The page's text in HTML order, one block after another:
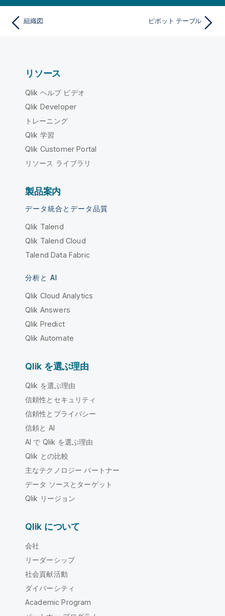
組織図 ピボット テーブル
リソース
Qlik ヘルプ ビデオ
Qlik Developer
トレーニング
Qlik 学習
Qlik Customer Portal
リソース ライブラリ
製品案内
データ統合とデータ品質
Qlik Talend
Qlik Talend Cloud
Talend Data Fabric
分析と AI
Qlik Cloud Analytics
Qlik Answers
Qlik Predict
Qlik Automate
Qlik を選ぶ理由
Qlik を選ぶ理由
信頼性とセキュリティ
信頼性とプライバシー
信頼と AI
AI で Qlik を選ぶ理由
Qlik との比較
主なテクノロジー パートナー
データ ソースとターゲット
Qlik リージョン
Qlik について
会社
リーダーシップ
社会貢献活動
ダイバーシティ
Academic Program